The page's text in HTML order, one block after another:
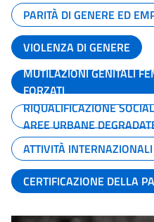
PARITÀ DI GENERE ED
VIOLENZA DI GENERE
MUTILAZIONI GENITALI
FORZATI
RIQUALIFICAZIONE
AREE URBANE
ATTIVITÀ
CERTIFICAZIONE DELLA